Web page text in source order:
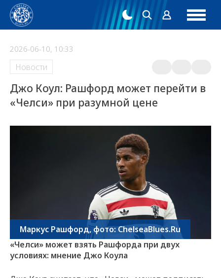
2026-06-10, 10:33
Новости
Джо Коул: Рашфорд может перейти в
«Челси» при разумной цене
Маркус Рашфорд, фото: ChelseaBlues.Ru
«Челси» может взять Рашфорда при двух
условиях: мнение Джо Коула